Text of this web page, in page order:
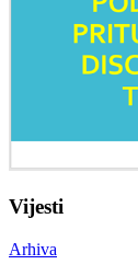
Vijesti
Arhiva